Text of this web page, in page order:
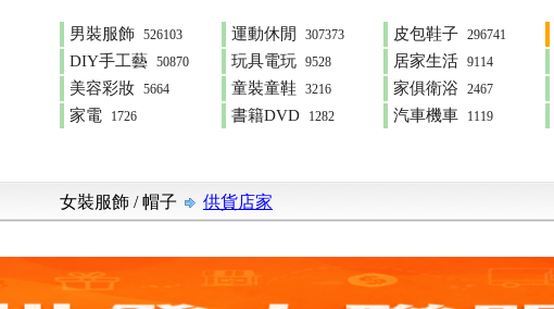
男裝服飾 526103 運動休閒 307373 皮包鞋子 296741
DIY手工藝 50870 玩具電玩 9528 居家生活 9114
美容彩妝 5664 童裝童鞋 3216 家俱衛浴 2467
家電 1726 書籍DVD 1282 汽車機車 1119
女裝服飾 /帽子 供貨店家